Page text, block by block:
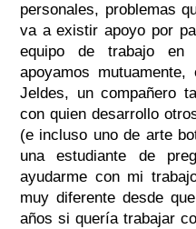
personales, problemas
va a existir apoyo por
equipo de trabajo en
apoyamos
Jeldes, un compañero
con quien desarrollo
(e incluso uno de arte
una estudiante de
ayudarme con mi
muy diferente desde
años si quería trabajar